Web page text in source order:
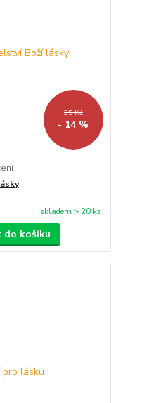
35 Kč
- 14 %
skladem > 20 ks
do košíku